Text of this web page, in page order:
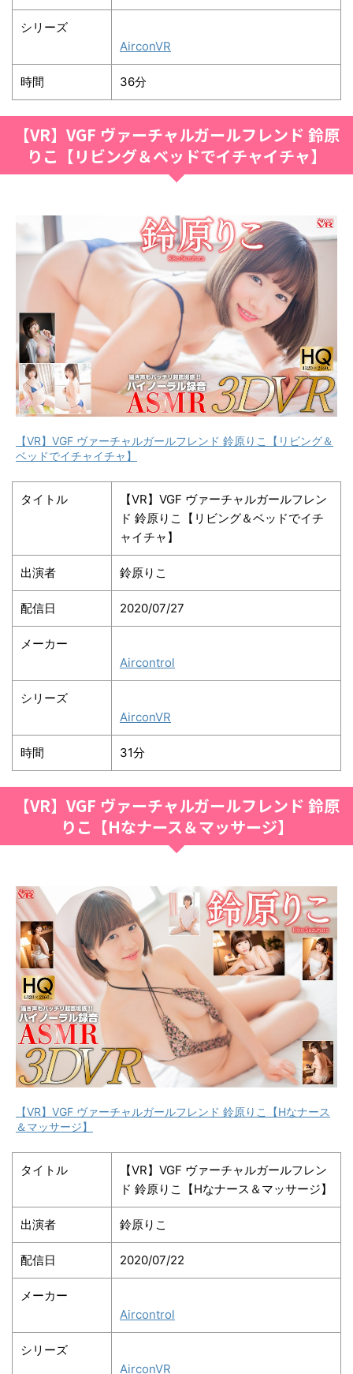
シリーズ
AirconVR
時間 36分
【VR】VGF ヴァーチャルガールフレンド 鈴原
りこ【リビング＆ベッドでイチャイチャ】
【VR】VGF ヴァーチャルガールフレンド 鈴原りこ【リビング＆
ベッドでイチャイチャ】
タイトル
【VR】VGF ヴァーチャルガールフレン
ド 鈴原りこ【リビング＆ベッドでイチ
ャイチャ】
出演者 鈴原りこ
配信日 2020/07/27
メーカー
Aircontrol
シリーズ
AirconVR
時間 31分
【VR】VGF ヴァーチャルガールフレンド 鈴原
りこ【Hなナース＆マッサージ】
【VR】VGF ヴァーチャルガールフレンド 鈴原りこ【Hなナース
＆マッサージ】
タイトル
【VR】VGF ヴァーチャルガールフレン
ド 鈴原りこ【Hなナース＆マッサージ】
出演者 鈴原りこ
配信日 2020/07/22
メーカー
Aircontrol
シリーズ
AirconVR